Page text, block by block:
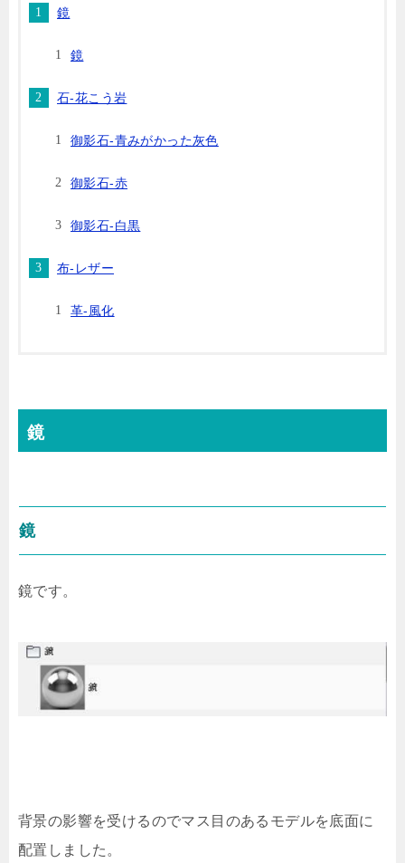
鏡
鏡
石-花こう岩
御影石-青みがかった灰色
御影石-赤
御影石-白黒
布-レザー
革-風化
鏡
鏡
鏡です。
背景の影響を受けるのでマス目のあるモデルを底面に
配置しました。